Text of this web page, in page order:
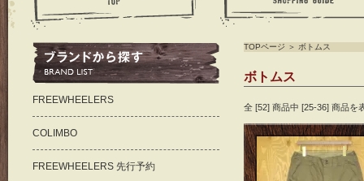
TOPページ ＞ ボトムス
ボトムス
全 [52] 商品中 [25-36] 商品を
FREEWHEELERS
COLIMBO
FREEWHEELERS 先行予約